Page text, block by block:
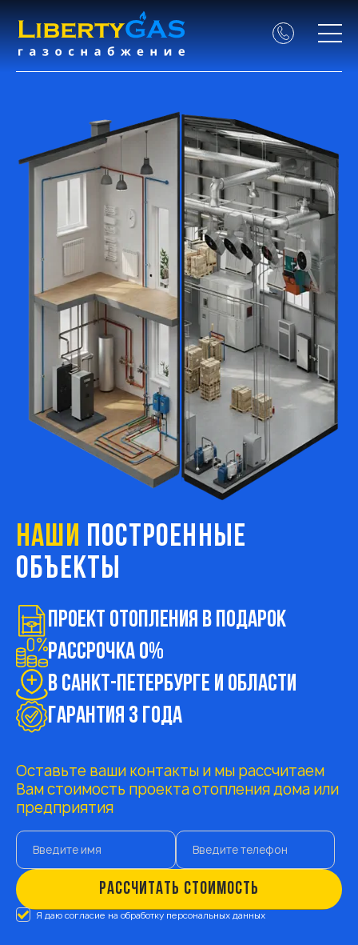
НАШИ ПОСТРОЕННЫЕ
ОБЪЕКТЫ
Проект ОТОПЛЕНИЯ в подарок
Рассрочка 0%
В Санкт-Петербурге и области
ГАРАНТИЯ 3 ГОДА
Оставьте ваши контакты и мы рассчитаем
Вам стоимость проекта отопления дома или
предприятия
РАССЧИТАТЬ СТОИМОСТЬ
Я даю согласие на обработку персональных данных